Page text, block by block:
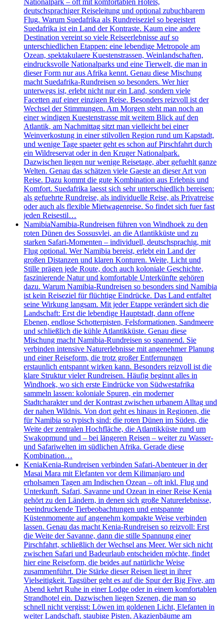
Nationalpark – oft mit komfortablen Hotels,
deutschsprachiger Reiseleitung und optional zubuchbarem
Flug. Warum Suedafrika als Rundreiseziel so begeistert
Suedafrika ist ein Land der Kontraste. Kaum eine andere
Destination vereint so viele Reiseerlebnisse auf so
unterschiedlichen Etappen: eine lebendige Metropole am
Ozean, spektakulaere Kuestenstrassen, Weinlandschaften,
eindrucksvolle Nationalparks und eine Tierwelt, die man in
dieser Form nur aus Afrika kennt. Genau diese Mischung
macht Suedafrika-Rundreisen so besonders. Wer hier
unterwegs ist, erlebt nicht nur ein Land, sondern viele
Facetten auf einer einzigen Reise. Besonders reizvoll ist der
Wechsel der Stimmungen. Am Morgen steht man noch an
einer windigen Kuestenstrasse mit weitem Blick auf den
Atlantik, am Nachmittag sitzt man vielleicht bei einer
Weinverkostung in einer stilvollen Region rund um Kapstadt,
und wenige Tage spaeter geht es schon auf Pirschfahrt durch
ein Wildreservat oder in den Kruger Nationalpark.
Dazwischen liegen nur wenige Reisetage, aber gefuehlt ganze
Welten. Genau das schätzen viele Gaeste an dieser Art von
Reise. Dazu kommt die gute Kombination aus Erlebnis und
Komfort. Suedafrika laesst sich sehr unterschiedlich bereisen:
als gefuehrte Rundreise, als individuelle Reise, als Privatreise
oder auch als flexible Mietwagenreise. So findet sich fuer fast
jeden Reisestil…
NamibiaNamibia-Rundreisen führen von Windhoek zu den
roten Dünen des Sossusvlei, an die Atlantikküste und zu
starken Safari-Momenten – individuell, deutschsprachig, mit
Flug optional. Wer Namibia bereist, erlebt ein Land der
großen Distanzen und klaren Konturen. Weite, Licht und
Stille prägen jede Route, doch auch koloniale Geschichte,
faszinierende Natur und komfortable Unterkünfte gehören
dazu. Warum Namibia-Rundreisen so besonders sind Namibia
ist kein Reiseziel für flüchtige Eindrücke. Das Land entfaltet
seine Wirkung langsam. Mit jeder Etappe verändert sich die
Landschaft: Erst die lebendige Hauptstadt, dann offene
Ebenen, endlose Schotterpisten, Felsformationen, Sandmeere
und schließlich die kühle Atlantikküste. Genau diese
Mischung macht Namibia-Rundreisen so spannend. Sie
verbinden intensive Naturerlebnisse mit angenehmer Planung
und einer Reiseform, die trotz großer Entfernungen
erstaunlich entspannt wirken kann. Besonders reizvoll ist die
klare Struktur vieler Rundreisen. Häufig beginnt alles in
Windhoek, wo sich erste Eindrücke von Südwestafrika
sammeln lassen: koloniale Spuren, ein moderner
Stadtcharakter und der Kontrast zwischen urbanem Alltag und
der nahen Wildnis. Von dort geht es hinaus in Regionen, die
für Namibia so typisch sind: die roten Dünen im Süden, die
Weite der zentralen Hochfläche, die Atlantikküste rund um
Swakopmund und – bei längeren Reisen – weiter zu Wasser-
und Safariwelten im südlichen Afrika. Gerade diese
Kombination…
KeniaKenia-Rundreisen verbinden Safari-Abenteuer in der
Masai Mara mit Elefanten vor dem Kilimanjaro und
erholsamen Tagen am Indischen Ozean – oft inkl. Flug und
Unterkunft. Safari, Savanne und Ozean in einer Reise Kenia
gehört zu den Ländern, in denen sich große Naturerlebnisse,
beeindruckende Tierbeobachtungen und entspannte
Küstenmomente auf angenehm kompakte Weise verbinden
lassen. Genau das macht Kenia-Rundreisen so reizvoll: Erst
die Weite der Savanne, dann die stille Spannung einer
Pirschfahrt, schließlich der Wechsel ans Meer. Wer sich nicht
zwischen Safari und Badeurlaub entscheiden möchte, findet
hier eine Reiseform, die beides auf natürliche Weise
zusammenführt. Die Stärke dieser Reisen liegt in ihrer
Vielseitigkeit. Tagsüber geht es auf die Spur der Big Five, am
Abend kehrt Ruhe in einer Lodge oder in einem komfortablen
Strandhotel ein. Dazwischen liegen Szenen, die man so
schnell nicht vergisst: Löwen im goldenen Licht, Elefanten in
weiter Landschaft, staubige Pisten, Akazienbäume am